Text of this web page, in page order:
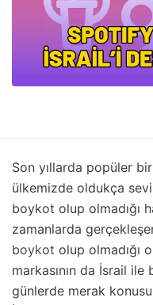
Son yıllarda popüler
ülkemizde oldukça
boykot olup olmadığı
zamanlarda
boykot olup olmadığı
markasının da İsrail ile
günlerde merak